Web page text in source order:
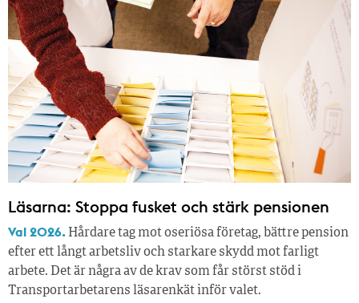
Läsarna: Stoppa fusket och stärk pensionen
Val 2026. Hårdare tag mot oseriösa företag, bättre pension
efter ett långt arbetsliv och starkare skydd mot farligt
arbete. Det är några av de krav som får störst stöd i
Transportarbetarens läsar­enkät inför valet.